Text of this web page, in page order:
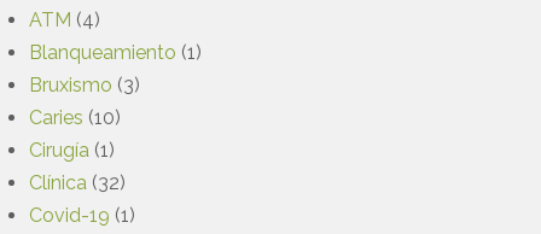
ATM (4)
Blanqueamiento (1)
Bruxismo (3)
Caries (10)
Cirugía (1)
Clínica (32)
Covid-19 (1)